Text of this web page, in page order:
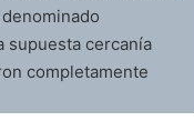
supuesta cercanía
completamente